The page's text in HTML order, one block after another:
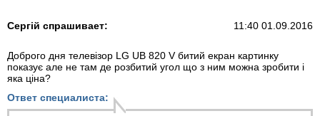
Сергій спрашивает: 11:40 01.09.2016
Доброго дня телевізор LG UB 820 V битий екран картинку
показує але не там де розбитий угол що з ним можна зробити і
яка ціна?
Ответ специалиста: